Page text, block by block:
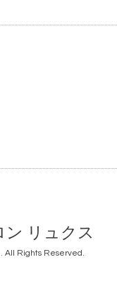
ン リュクス
. All Rights Reserved.